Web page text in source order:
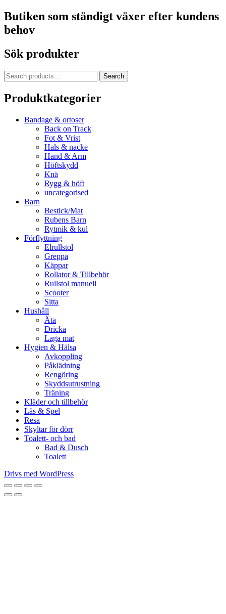
Butiken som ständigt växer efter kundens
behov
Sök produkter
Search
for:
Search
Produktkategorier
Bandage & ortoser
Back on Track
Fot & Vrist
Hals & nacke
Hand & Arm
Höftskydd
Knä
Rygg & höft
uncategorised
Barn
Bestick/Mat
Rubens Barn
Rytmik & kul
Förflyttning
Elrullstol
Greppa
Käppar
Rollator & Tillbehör
Rullstol manuell
Scooter
Sitta
Hushåll
Äta
Dricka
Laga mat
Hygien & Hälsa
Avkoppling
Påklädning
Rengöring
Skyddsutrustning
Träning
Kläder och tillbehör
Läs & Spel
Resa
Skyltar för dörr
Toalett- och bad
Bad & Dusch
Toalett
Drivs med WordPress